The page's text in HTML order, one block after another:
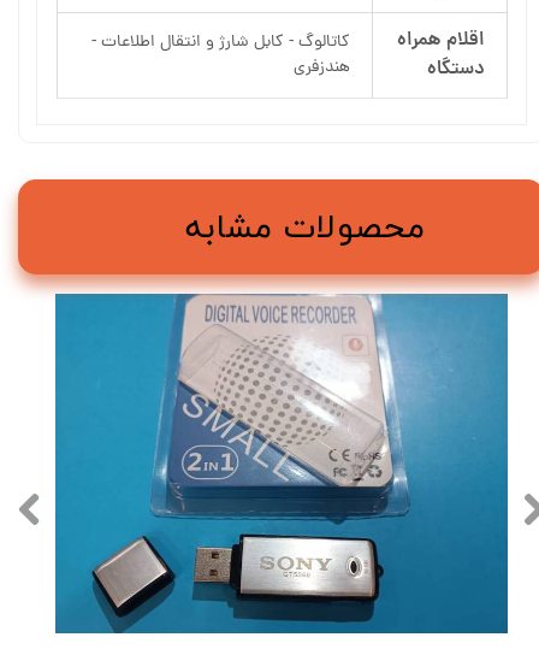
اقلام همراه
دستگاه
کاتالوگ - کابل شارژ و انتقال اطلاعات -
هندزفری
محصولات مشابه